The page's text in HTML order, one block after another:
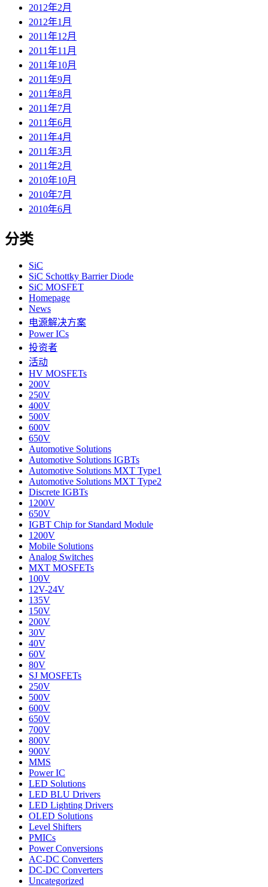
2012年2月
2012年1月
2011年12月
2011年11月
2011年10月
2011年9月
2011年8月
2011年7月
2011年6月
2011年4月
2011年3月
2011年2月
2010年10月
2010年7月
2010年6月
分类
SiC
SiC Schottky Barrier Diode
SiC MOSFET
Homepage
News
电源解决方案
Power ICs
投资者
活动
HV MOSFETs
200V
250V
400V
500V
600V
650V
Automotive Solutions
Automotive Solutions IGBTs
Automotive Solutions MXT Type1
Automotive Solutions MXT Type2
Discrete IGBTs
1200V
650V
IGBT Chip for Standard Module
1200V
Mobile Solutions
Analog Switches
MXT MOSFETs
100V
12V-24V
135V
150V
200V
30V
40V
60V
80V
SJ MOSFETs
250V
500V
600V
650V
700V
800V
900V
MMS
Power IC
LED Solutions
LED BLU Drivers
LED Lighting Drivers
OLED Solutions
Level Shifters
PMICs
Power Conversions
AC-DC Converters
DC-DC Converters
Uncategorized